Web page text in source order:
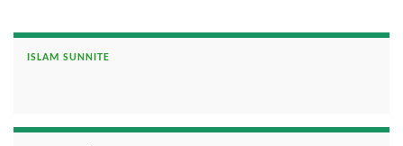
ISLAM SUNNITE